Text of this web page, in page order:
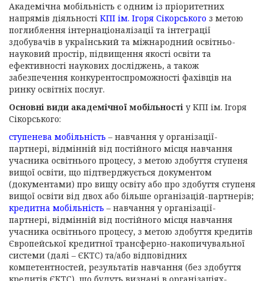
Академічна мобільність є одним із пріоритетних
напрямів діяльності КПІ ім. Ігоря Сікорського з метою
поглиблення інтернаціоналізації та інтеграції
здобувачів в український та міжнародний освітньо-
науковий простір, підвищення якості освіти та
ефективності наукових досліджень, а також
забезпечення конкурентоспроможності фахівців на
ринку освітніх послуг.
Основні види академічної мобільності у КПІ ім. Ігоря
Сікорського:
ступенева мобільність – навчання у організації-
партнері, відмінній від постійного місця навчання
учасника освітнього процесу, з метою здобуття ступеня
вищої освіти, що підтверджується документом
(документами) про вищу освіту або про здобуття ступеня
вищої освіти від двох або більше організацій-партнерів;
кредитна мобільність – навчання у організації-
партнері, відмінній від постійного місця навчання
учасника освітнього процесу, з метою здобуття кредитів
Європейської кредитної трансферно-накопичувальної
системи (далі – ЄКТС) та/або відповідних
компетентностей, результатів навчання (без здобуття